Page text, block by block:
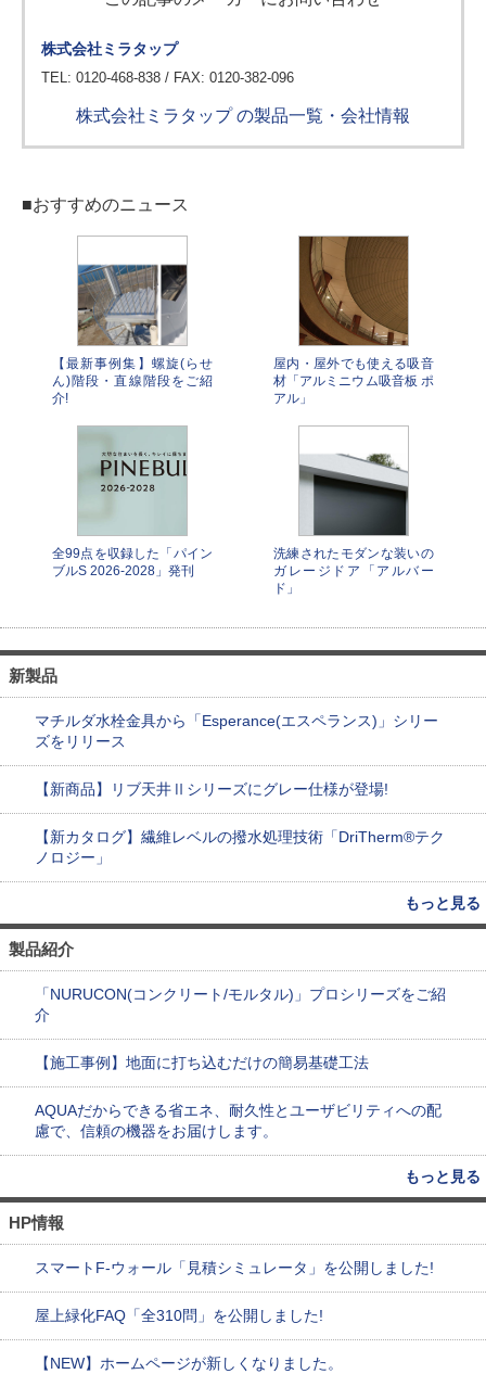
株式会社ミラタップ
TEL: 0120-468-838 / FAX: 0120-382-096
株式会社ミラタップ の製品一覧・会社情報
■おすすめのニュース
【最新事例集】螺旋(らせ
ん)階段・直線階段をご紹
介!
屋内・屋外でも使える吸音
材「アルミニウム吸音板 ポ
アル」
全99点を収録した「パイン
ブルS 2026-2028」発刊
洗練されたモダンな装いの
ガレージドア「アルバー
ド」
新製品
マチルダ水栓金具から「Esperance(エスペランス)」シリー
ズをリリース
【新商品】リブ天井Ⅱシリーズにグレー仕様が登場!
【新カタログ】繊維レベルの撥水処理技術「DriTherm®テク
ノロジー」
もっと見る
製品紹介
「NURUCON(コンクリート/モルタル)」プロシリーズをご紹
介
【施工事例】地面に打ち込むだけの簡易基礎工法
AQUAだからできる省エネ、耐久性とユーザビリティへの配
慮で、信頼の機器をお届けします。
もっと見る
HP情報
スマートF-ウォール「見積シミュレータ」を公開しました!
屋上緑化FAQ「全310問」を公開しました!
【NEW】ホームページが新しくなりました。